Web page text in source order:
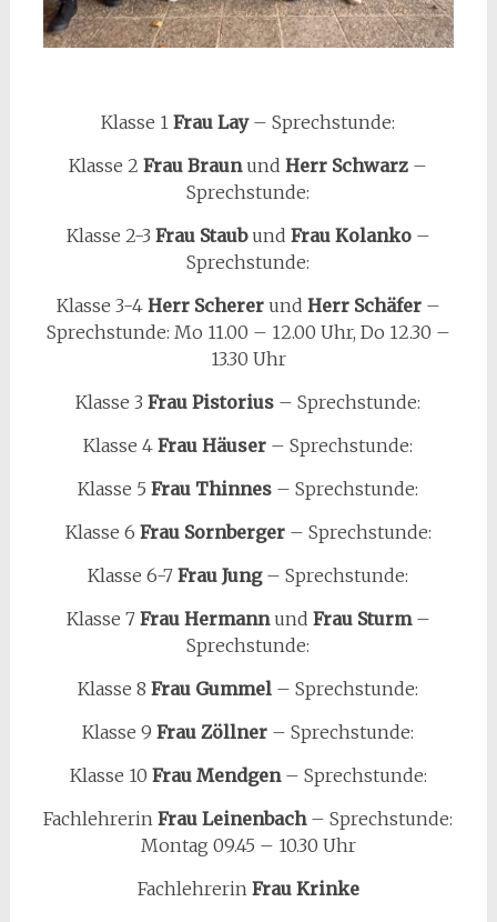
Klasse 1Frau Lay– Sprechstunde:
Klasse 2Frau BraunundHerr Schwarz –
Sprechstunde:
Klasse 2-3 Frau Staubund Frau Kolanko–
Sprechstunde:
Klasse 3-4 Herr Schererund Herr Schäfer–
Sprechstunde: Mo 11.00 – 12.00 Uhr, Do 12.30 –
13.30 Uhr
Klasse 3Frau Pistorius – Sprechstunde:
Klasse 4Frau Häuser – Sprechstunde:
Klasse 5Frau Thinnes – Sprechstunde:
Klasse 6 Frau Sornberger– Sprechstunde:
Klasse 6-7Frau Jung– Sprechstunde:
Klasse 7 Frau Hermannund Frau Sturm–
Sprechstunde:
Klasse 8Frau Gummel – Sprechstunde:
Klasse 9Frau Zöllner – Sprechstunde:
Klasse 10 Frau Mendgen– Sprechstunde:
FachlehrerinFrau Leinenbach– Sprechstunde:
Montag 09.45 – 10.30 Uhr
Fachlehrerin Frau Krinke